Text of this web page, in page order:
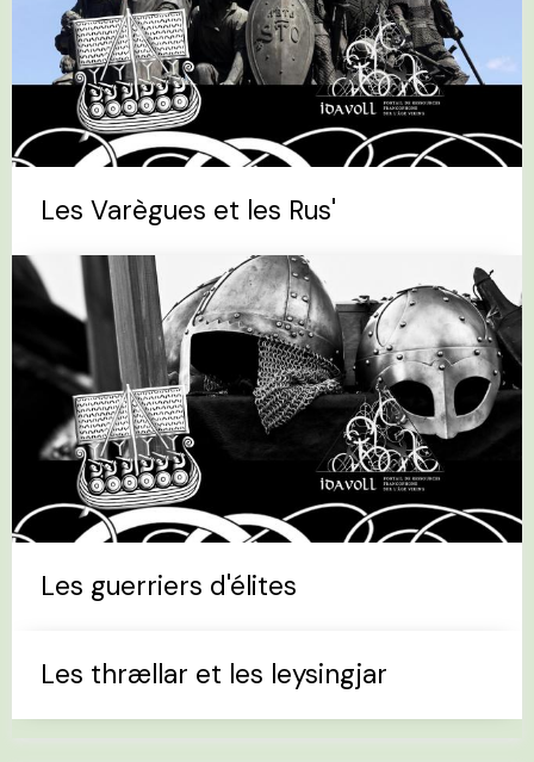
Les Varègues et les Rus'
Les guerriers d'élites
Les thrællar et les leysingjar